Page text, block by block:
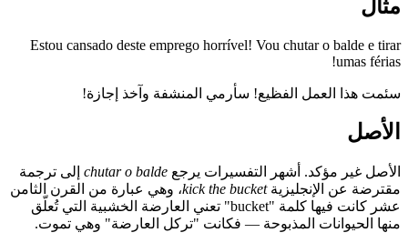
مثال
Estou cansado deste emprego horrível! Vou chutar o balde e tirar
umas férias!
سئمت هذا العمل الفظيع! سأرمي المنشفة وآخذ إجازة!
الأصل
الأصل غير مؤكد. أشهر التفسيرات يرجع chutar o balde إلى ترجمة
مقترضة عن الإنجليزيةkick the bucket، وهي عبارة من القرن الثامن
عشر كانت فيها كلمة "bucket" تعني العارضة الخشبية التي تُعلّق
منها الحيوانات المذبوحة — فكانت "تركل العارضة" وهي تموت.